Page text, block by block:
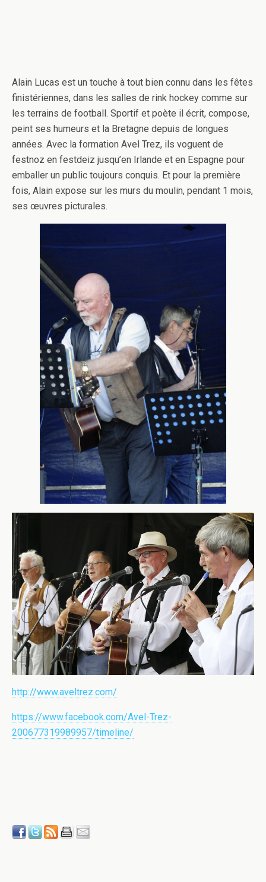
Alain Lucas est un touche à tout bien connu dans les fêtes
finistériennes, dans les salles de rink hockey comme sur
les terrains de football. Sportif et poète il écrit, compose,
peint ses humeurs et la Bretagne depuis de longues
années. Avec la formation Avel Trez, ils voguent de
festnoz en festdeiz jusqu’en Irlande et en Espagne pour
emballer un public toujours conquis. Et pour la première
fois, Alain expose sur les murs du moulin, pendant 1 mois,
ses œuvres picturales.
http://www.aveltrez.com/
https://www.facebook.com/Avel-Trez-
200677319989957/timeline/